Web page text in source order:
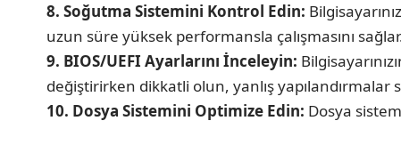
8. Soğutma Sistemini Kontrol Edin:
uzun süre yüksek performansla çalışmasını
9. BIOS/UEFI Ayarlarını İnceleyin:
değiştirirken dikkatli olun, yanlış yapılandırmalar
10. Dosya Sistemini Optimize Edin: Dosya